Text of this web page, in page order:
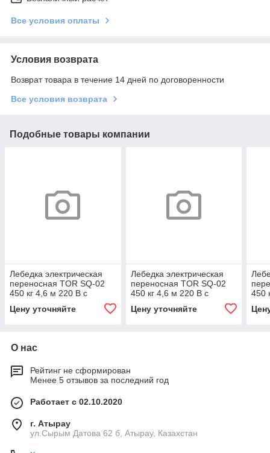
Все условия оплаты
Условия возврата
Возврат товара в течение 14 дней по договоренности
Все условия возврата
Подобные товары компании
Лебедка электрическая
переносная TOR SQ-02
450 кг 4,6 м 220 В с
Цену уточняйте
Лебедка электрическая
переносная TOR SQ-02
450 кг 4,6 м 220 В с
Цену уточняйте
450
О нас
Рейтинг не сформирован
Менее 5 отзывов за последний год
Работает с 02.10.2020
г. Атырау
ул.Сырым Датова 62 б, Атырау, Казахстан